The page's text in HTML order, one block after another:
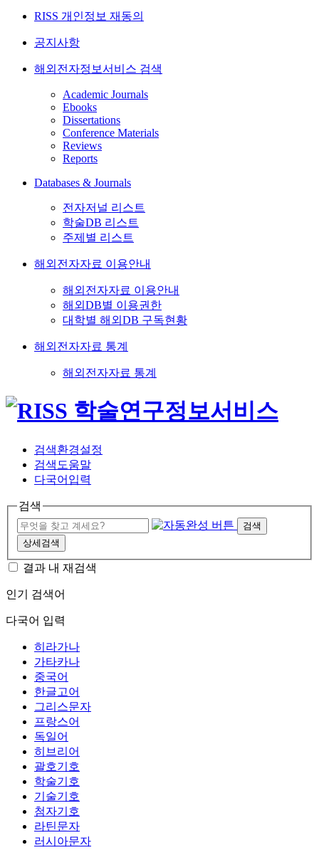
RISS 개인정보 재동의
공지사항
해외전자정보서비스 검색
Academic Journals
Ebooks
Dissertations
Conference Materials
Reviews
Reports
Databases & Journals
전자저널 리스트
학술DB 리스트
주제별 리스트
해외전자자료 이용안내
해외전자자료 이용안내
해외DB별 이용권한
대학별 해외DB 구독현황
해외전자자료 통계
해외전자자료 통계
검색환경설정
검색도움말
다국어입력
검색
검색
상세검색
결과 내 재검색
인기 검색어
다국어 입력
히라가나
가타카나
중국어
한글고어
그리스문자
프랑스어
독일어
히브리어
괄호기호
학술기호
기술기호
첨자기호
라틴문자
러시아문자